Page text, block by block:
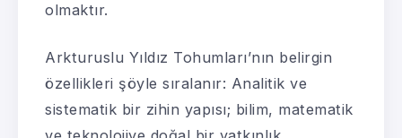
olmaktır.
Arkturuslu Yıldız Tohumları’nın belirgin
özellikleri şöyle sıralanır: Analitik ve
sistematik bir zihin yapısı; bilim, matematik